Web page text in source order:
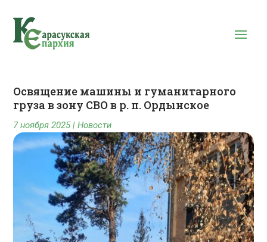
Освящение машины и гуманитарного
груза в зону СВО в р. п. Ордынское
7 ноября 2025|Новости